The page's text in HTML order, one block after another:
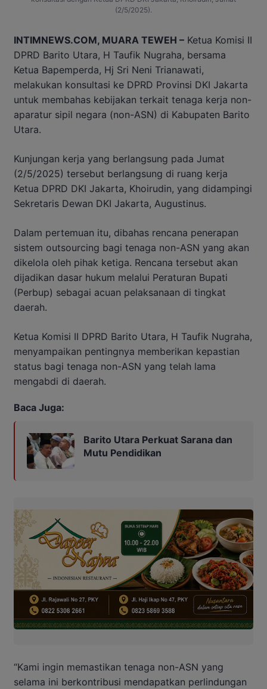
(2/5/2025).
INTIMNEWS.COM, MUARA TEWEH – Ketua Komisi II
DPRD Barito Utara, H Taufik Nugraha, bersama
Ketua Bapemperda, Hj Sri Neni Trianawati,
melakukan konsultasi ke DPRD Provinsi DKI Jakarta
untuk membahas kebijakan terkait tenaga kerja non-
aparatur sipil negara (non-ASN) di Kabupaten Barito
Utara.
Kunjungan kerja yang berlangsung pada Jumat
(2/5/2025) tersebut berlangsung di ruang kerja
Ketua DPRD DKI Jakarta, Khoirudin, yang didampingi
Sekretaris Dewan DKI Jakarta, Augustinus.
Dalam pertemuan itu, dibahas rencana penerapan
sistem outsourcing bagi tenaga non-ASN yang akan
dikelola oleh pihak ketiga. Rencana tersebut akan
dijadikan dasar hukum melalui Peraturan Bupati
(Perbup) sebagai acuan pelaksanaan di tingkat
daerah.
Ketua Komisi II DPRD Barito Utara, H Taufik Nugraha,
menyampaikan pentingnya memberikan kepastian
status bagi tenaga non-ASN yang telah lama
mengabdi di daerah.
Baca Juga:
Barito Utara Perkuat Sarana dan
Mutu Pendidikan
“Kami ingin memastikan tenaga non-ASN yang
selama ini berkontribusi mendapatkan perlindungan